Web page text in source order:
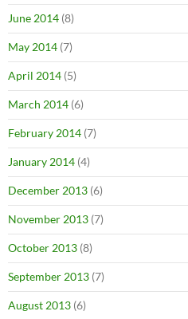
June 2014 (8)
May 2014 (7)
April 2014 (5)
March 2014 (6)
February 2014 (7)
January 2014 (4)
December 2013 (6)
November 2013 (7)
October 2013 (8)
September 2013 (7)
August 2013 (6)